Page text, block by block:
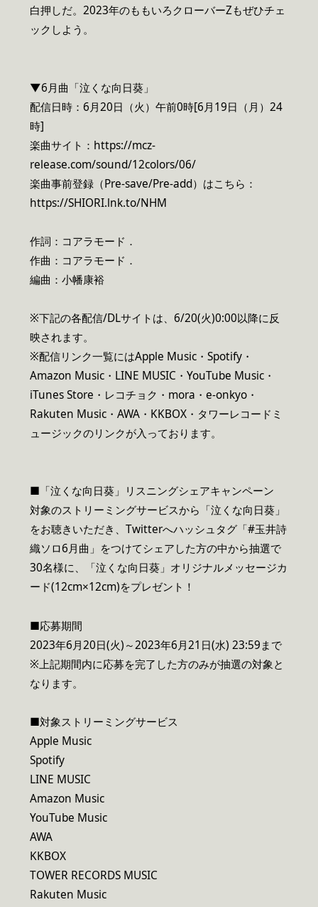
白押しだ。2023年のももいろクローバーZもぜひチェ
ックしよう。
▼6月曲「泣くな向日葵」
配信日時：6月20日（火）午前0時[6月19日（月）24
時]
楽曲サイト：https://mcz-
release.com/sound/12colors/06/
楽曲事前登録（Pre-save/Pre-add）はこちら：
https://SHIORI.lnk.to/NHM
作詞：コアラモード．
作曲：コアラモード．
編曲：小幡康裕
※下記の各配信/DLサイトは、6/20(火)0:00以降に反
映されます。
※配信リンク一覧にはApple Music・Spotify・
Amazon Music・LINE MUSIC・YouTube Music・
iTunes Store・レコチョク・mora・e-onkyo・
Rakuten Music・AWA・KKBOX・タワーレコードミ
ュージックのリンクが入っております。
■「泣くな向日葵」リスニングシェアキャンペーン
対象のストリーミングサービスから「泣くな向日葵」
をお聴きいただき、Twitterへハッシュタグ「#玉井詩
織ソロ6月曲」をつけてシェアした方の中から抽選で
30名様に、「泣くな向日葵」オリジナルメッセージカ
ード(12cm×12cm)をプレゼント！
■応募期間
2023年6月20日(火)～2023年6月21日(水) 23:59まで
※上記期間内に応募を完了した方のみが抽選の対象と
なります。
■対象ストリーミングサービス
Apple Music
Spotify
LINE MUSIC
Amazon Music
YouTube Music
AWA
KKBOX
TOWER RECORDS MUSIC
Rakuten Music